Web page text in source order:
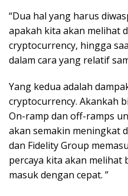
“Dua hal yang harus
apakah kita akan melihat
cryptocurrency, hingga
dalam cara yang relatif
Yang kedua adalah
cryptocurrency. Akankah
On-ramp dan off-ramps
akan semakin meningkat
dan Fidelity Group
percaya kita akan
masuk dengan cepat. ”